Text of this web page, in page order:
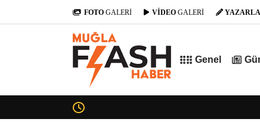
FOTO GALERİ VİDEO GALERİ
Genel